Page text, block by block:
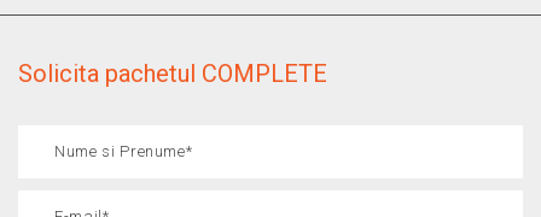
Solicita pachetul COMPLETE